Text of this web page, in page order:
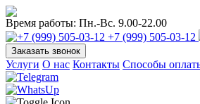
Время работы: Пн.-Вс. 9.00-22.00
+7 (999) 505-03-12
Заказать звонок
Услуги О нас Контакты Способы